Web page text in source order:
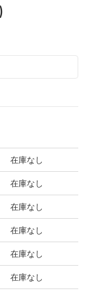
在庫なし
在庫なし
在庫なし
在庫なし
在庫なし
在庫なし